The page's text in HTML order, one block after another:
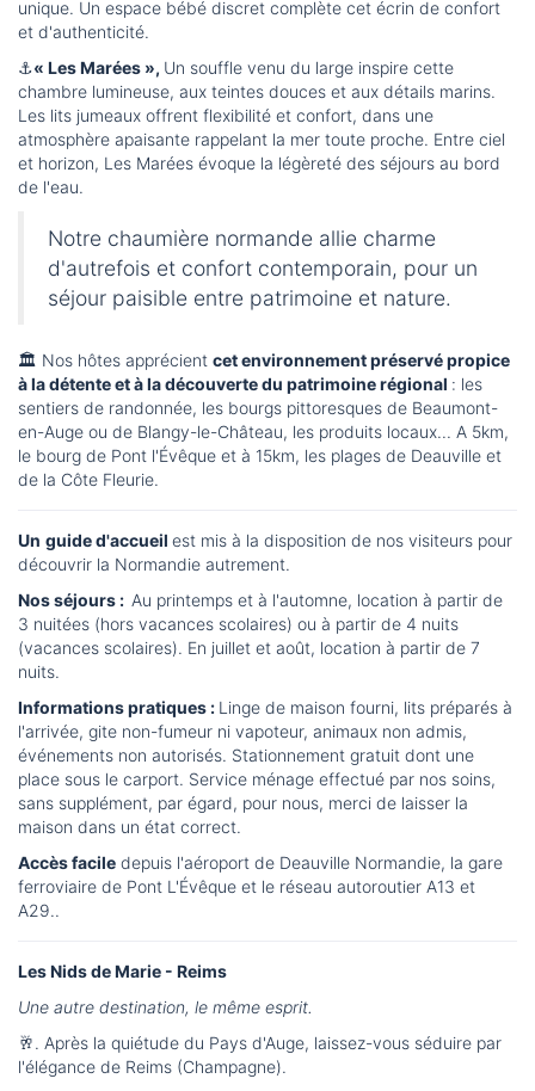
unique. Un espace bébé discret complète cet écrin de confort
et d'authenticité.
⚓️« Les Marées », Un souffle venu du large inspire cette
chambre lumineuse, aux teintes douces et aux détails marins.
Les lits jumeaux offrent flexibilité et confort, dans une
atmosphère apaisante rappelant la mer toute proche. Entre ciel
et horizon, Les Marées évoque la légèreté des séjours au bord
de l'eau.
Notre chaumière normande allie charme
d'autrefois et confort contemporain, pour un
séjour paisible entre patrimoine et nature.
🏛️ Nos hôtes apprécient cet environnement préservé propice
à la détente et à la découverte du patrimoine régional : les
sentiers de randonnée, les bourgs pittoresques de Beaumont-
en-Auge ou de Blangy-le-Château, les produits locaux... A 5km,
le bourg de Pont l'Évêque et à 15km, les plages de Deauville et
de la Côte Fleurie.
Un guide d'accueil est mis à la disposition de nos visiteurs pour
découvrir la Normandie autrement.
Nos séjours : Au printemps et à l'automne, location à partir de
3 nuitées (hors vacances scolaires) ou à partir de 4 nuits
(vacances scolaires). En juillet et août, location à partir de 7
nuits.
Informations pratiques : Linge de maison fourni, lits préparés à
l'arrivée, gite non-fumeur ni vapoteur, animaux non admis,
événements non autorisés. Stationnement gratuit dont une
place sous le carport. Service ménage effectué par nos soins,
sans supplément, par égard, pour nous, merci de laisser la
maison dans un état correct.
Accès facile depuis l'aéroport de Deauville Normandie, la gare
ferroviaire de Pont L'Évêque et le réseau autoroutier A13 et
A29..
Les Nids de Marie - Reims
Une autre destination, le même esprit.
🥂. Après la quiétude du Pays d'Auge, laissez-vous séduire par
l'élégance de Reims (Champagne).